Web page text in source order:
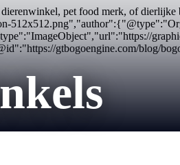
pet food merk, of dierlijke
gtbogoengine.com/blog/